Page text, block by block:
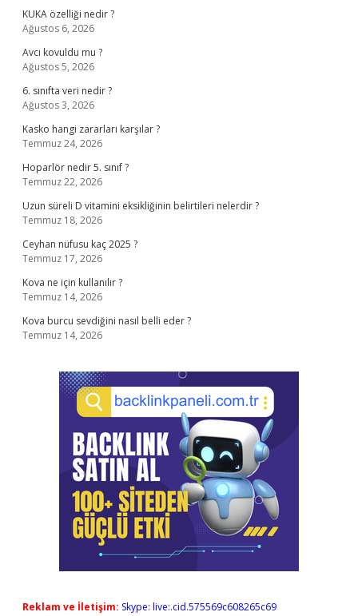
KUKA özelliği nedir ?
Ağustos 6, 2026
Avcı kovuldu mu ?
Ağustos 5, 2026
6. sınıfta veri nedir ?
Ağustos 3, 2026
Kasko hangi zararları karşılar ?
Temmuz 24, 2026
Hoparlör nedir 5. sınıf ?
Temmuz 22, 2026
Uzun süreli D vitamini eksikliğinin belirtileri nelerdir ?
Temmuz 18, 2026
Ceyhan nüfusu kaç 2025 ?
Temmuz 17, 2026
Kova ne için kullanılır ?
Temmuz 14, 2026
Kova burcu sevdiğini nasıl belli eder ?
Temmuz 14, 2026
Reklam ve İletişim: Skype: live:.cid.575569c608265c69